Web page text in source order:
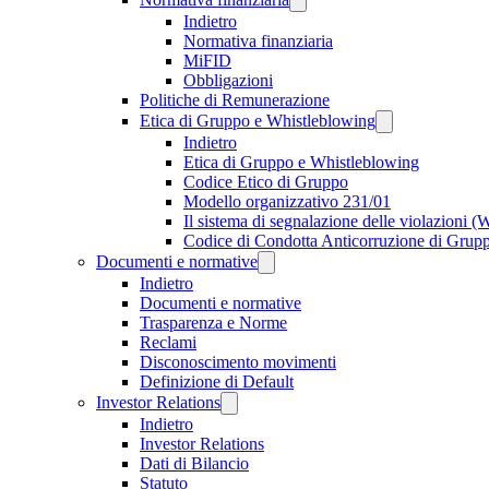
Indietro
Normativa finanziaria
MiFID
Obbligazioni
Politiche di Remunerazione
Etica di Gruppo e Whistleblowing
Indietro
Etica di Gruppo e Whistleblowing
Codice Etico di Gruppo
Modello organizzativo 231/01
Il sistema di segnalazione delle violazioni
Codice di Condotta Anticorruzione di
Documenti e normative
Indietro
Documenti e normative
Trasparenza e Norme
Reclami
Disconoscimento movimenti
Definizione di Default
Investor Relations
Indietro
Investor Relations
Dati di Bilancio
Statuto